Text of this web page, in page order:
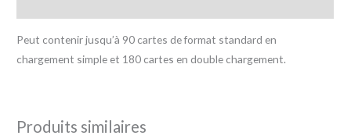
Peut contenir jusqu’à 90 cartes de format standard en
chargement simple et 180 cartes en double chargement.
Produits similaires